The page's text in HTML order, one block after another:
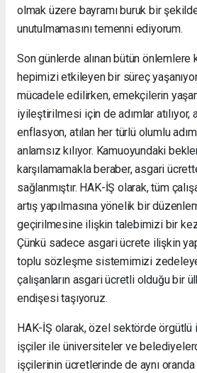
olmak üzere bayramı buruk bir
unutulmamasını temenni ediyorum.
Son günlerde alınan bütün önlemlere
hepimizi etkileyen bir süreç
mücadele edilirken, emekçilerin
iyileştirilmesi için de adımlar atılıyor,
enflasyon, atılan her türlü olumlu
anlamsız kılıyor. Kamuoyundaki
karşılamamakla beraber, asgari
sağlanmıştır. HAK-İŞ olarak, tüm
artış yapılmasına yönelik bir
geçirilmesine ilişkin talebimizi bir
Çünkü sadece asgari ücrete ilişkin
toplu sözleşme sistemimizi
çalışanların asgari ücretli olduğu bir
endişesi taşıyoruz.
HAK-İŞ olarak, özel sektörde örgütlü
işçiler ile üniversiteler ve
işçilerinin ücretlerinde de aynı